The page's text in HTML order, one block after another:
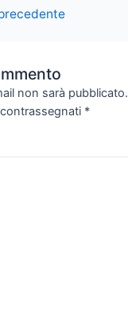
non sarà pubblicato.
*